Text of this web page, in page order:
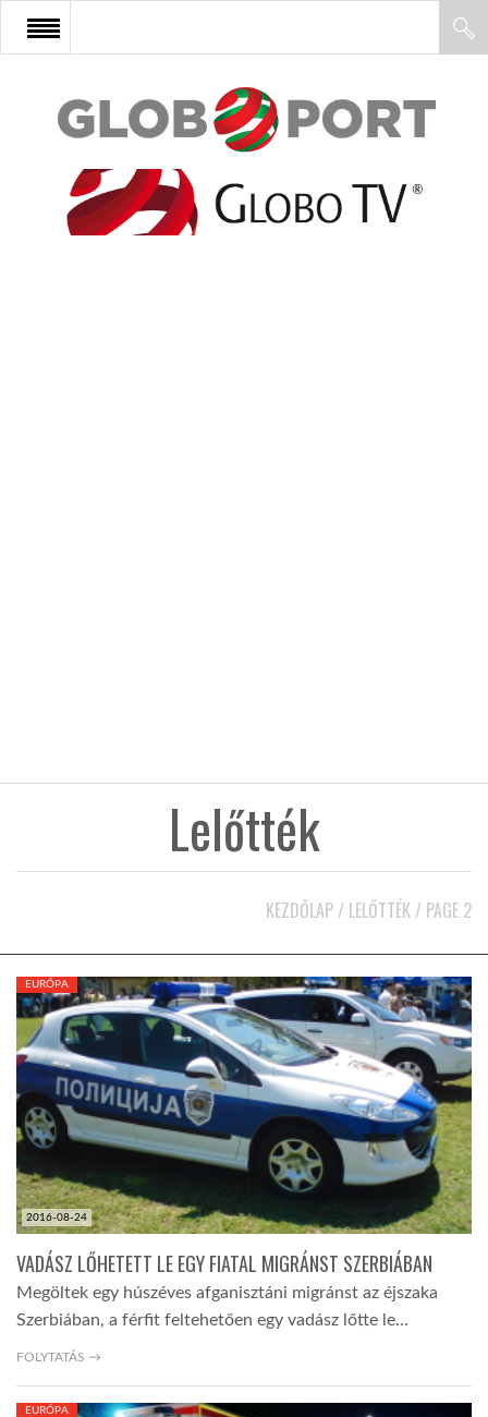
FŐOLDAL
AFRIKA
HÍR3D
TROPICALMAGAZIN
GLOBOTV
A NAP SZÉPE
LINKTR.EE
Lelőtték
KEZDŐLAP / LELŐTTÉK / PAGE 2
2016-08-24
EURÓPA
VADÁSZ LŐHETETT LE EGY FIATAL MIGRÁNST SZERBIÁBAN
Megöltek egy húszéves afganisztáni migránst az éjszaka
Szerbiában, a férfit feltehetően egy vadász lőtte le…
FOLYTATÁS →
EURÓPA